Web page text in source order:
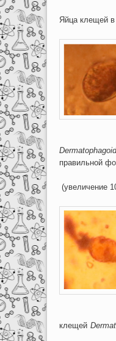
Яйца клещей
Рис. 1
(увеличение
Рис.
клещей